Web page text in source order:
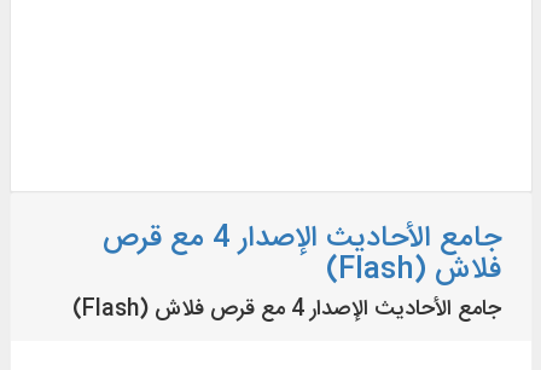
جامع الأحاديث الإصدار 4 مع قرص
فلاش (Flash)
جامع الأحاديث الإصدار 4 مع قرص فلاش (Flash)